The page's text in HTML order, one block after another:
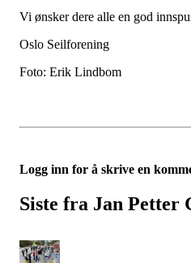
Vi ønsker dere alle en god
Oslo Seilforening
Foto: Erik Lindbom
Logg inn for å skrive en
Siste fra Jan Petter